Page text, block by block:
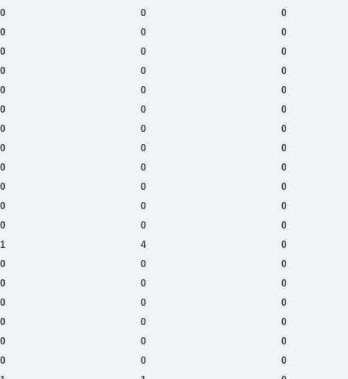
0 0
0
0 0
0
0 0
0
0 0
0
0 0
0
0 0
0
0 0
0
0 0
0
0 0
0
0 0
0
0 0
0
0 0
0
1 4
0
0 0
0
0 0
0
0 0
0
0 0
0
0 0
0
0 0
0